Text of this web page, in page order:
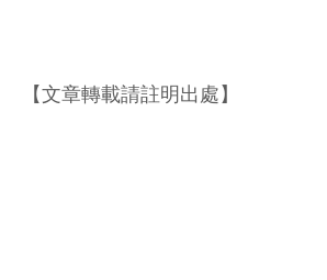
【文章轉載請註明出處】